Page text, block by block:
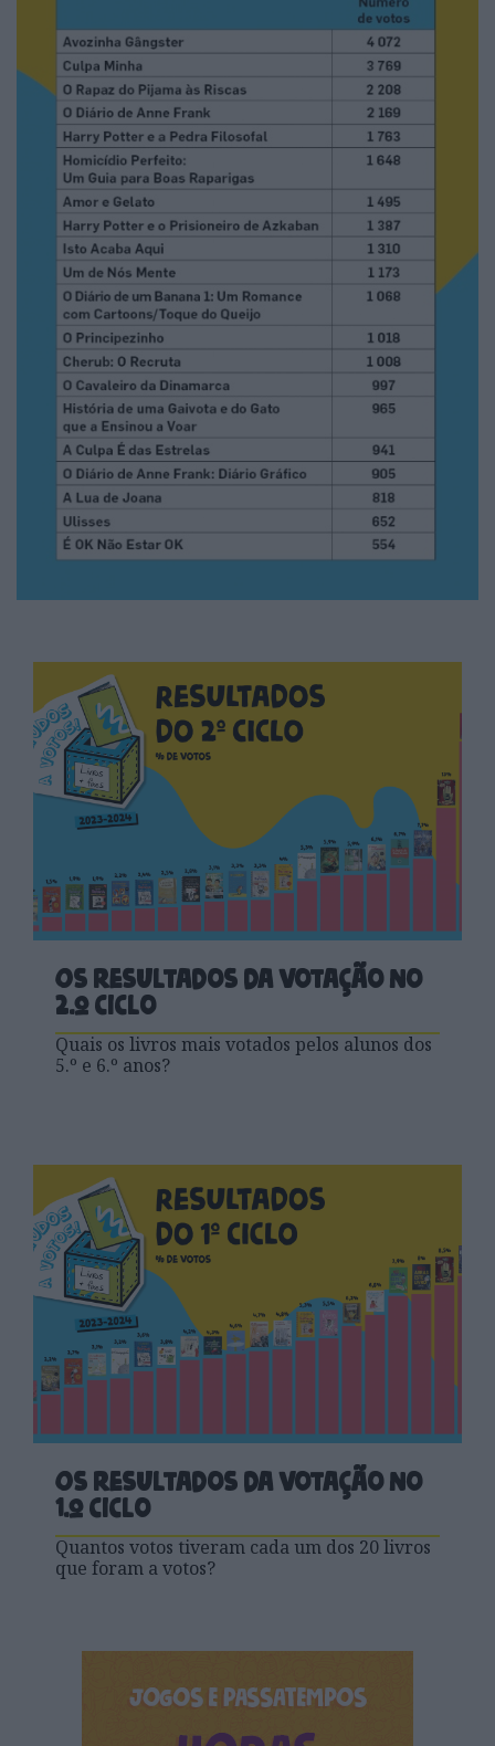
Os resultados da votação no
2.º ciclo
Quais os livros mais votados pelos alunos dos
5.º e 6.º anos?
Os resultados da votação no
1.º ciclo
Quantos votos tiveram cada um dos 20 livros
que foram a votos?